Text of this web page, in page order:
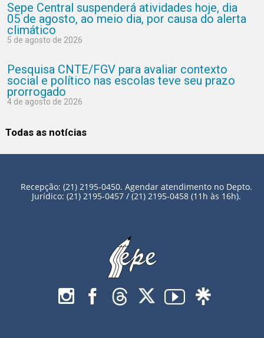
Sepe Central suspenderá atividades hoje, dia
05 de agosto, ao meio dia, por causa do alerta
climático
5 de agosto de 2026
Pesquisa CNTE/FGV para avaliar contexto
social e político nas escolas teve seu prazo
prorrogado
4 de agosto de 2026
Todas as notícias
Recepção: (21) 2195-0450. Agendar atendimento no Depto.
Jurídico: (21) 2195-0457 / (21) 2195-0458 (11h às 16h).